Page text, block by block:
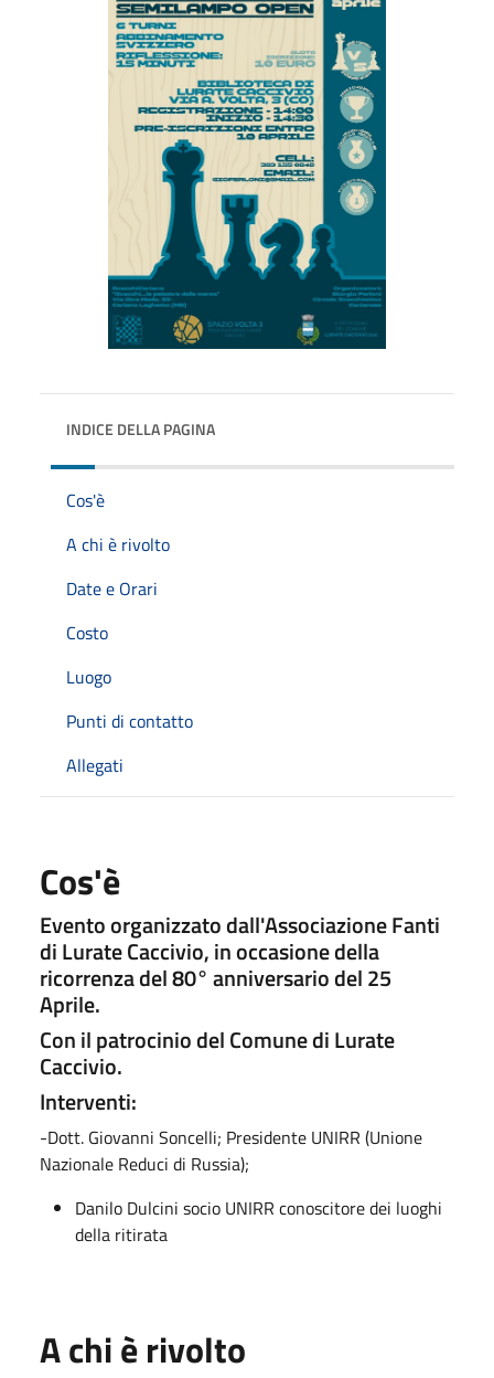
INDICE DELLA PAGINA
Cos'è
A chi è rivolto
Date e Orari
Costo
Luogo
Punti di contatto
Allegati
Cos'è
Evento organizzato dall'Associazione Fanti
di Lurate Caccivio, in occasione della
ricorrenza del 80° anniversario del 25
Aprile.
Con il patrocinio del Comune di Lurate
Caccivio.
Interventi:
-Dott. Giovanni Soncelli; Presidente UNIRR (Unione
Nazionale Reduci di Russia);
Danilo Dulcini socio UNIRR conoscitore dei luoghi
della ritirata
A chi è rivolto